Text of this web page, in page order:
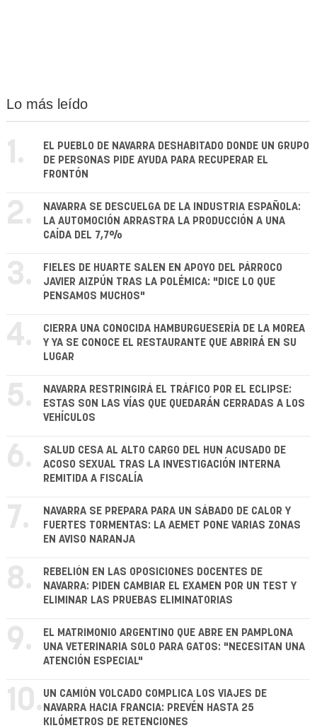
Lo más leído
1.
EL PUEBLO DE NAVARRA DESHABITADO DONDE UN GRUPO
DE PERSONAS PIDE AYUDA PARA RECUPERAR EL
FRONTÓN
2.
NAVARRA SE DESCUELGA DE LA INDUSTRIA ESPAÑOLA:
LA AUTOMOCIÓN ARRASTRA LA PRODUCCIÓN A UNA
CAÍDA DEL 7,7%
3.
FIELES DE HUARTE SALEN EN APOYO DEL PÁRROCO
JAVIER AIZPÚN TRAS LA POLÉMICA: "DICE LO QUE
PENSAMOS MUCHOS"
4.
CIERRA UNA CONOCIDA HAMBURGUESERÍA DE LA MOREA
Y YA SE CONOCE EL RESTAURANTE QUE ABRIRÁ EN SU
LUGAR
5.
NAVARRA RESTRINGIRÁ EL TRÁFICO POR EL ECLIPSE:
ESTAS SON LAS VÍAS QUE QUEDARÁN CERRADAS A LOS
VEHÍCULOS
6.
SALUD CESA AL ALTO CARGO DEL HUN ACUSADO DE
ACOSO SEXUAL TRAS LA INVESTIGACIÓN INTERNA
REMITIDA A FISCALÍA
7.
NAVARRA SE PREPARA PARA UN SÁBADO DE CALOR Y
FUERTES TORMENTAS: LA AEMET PONE VARIAS ZONAS
EN AVISO NARANJA
8.
REBELIÓN EN LAS OPOSICIONES DOCENTES DE
NAVARRA: PIDEN CAMBIAR EL EXAMEN POR UN TEST Y
ELIMINAR LAS PRUEBAS ELIMINATORIAS
9.
EL MATRIMONIO ARGENTINO QUE ABRE EN PAMPLONA
UNA VETERINARIA SOLO PARA GATOS: "NECESITAN UNA
ATENCIÓN ESPECIAL"
10. UN CAMIÓN VOLCADO COMPLICA LOS VIAJES DE
NAVARRA HACIA FRANCIA: PREVÉN HASTA 25
KILÓMETROS DE RETENCIONES